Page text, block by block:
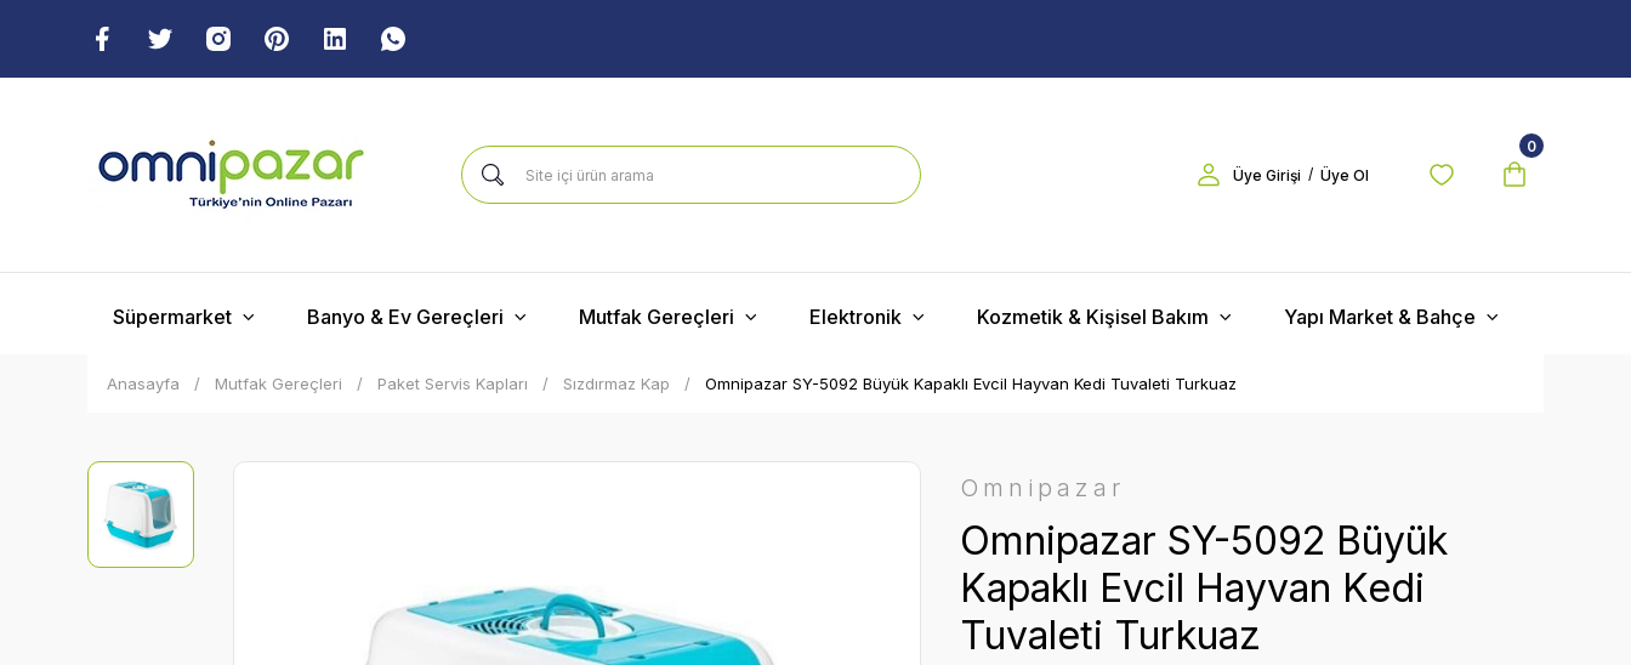
Üye Girişi / Üye Ol
0
Süpermarket Banyo & Ev Gereçleri Mutfak Gereçleri Elektronik Kozmetik & Kişisel Bakım Yapı Market & Bahçe
Anasayfa Mutfak Gereçleri Paket Servis Kapları Sızdırmaz Kap Omnipazar SY-5092 Büyük Kapaklı Evcil Hayvan Kedi Tuvaleti Turkuaz
Omnipazar
Omnipazar SY-5092 Büyük
Kapaklı Evcil Hayvan Kedi
Tuvaleti Turkuaz